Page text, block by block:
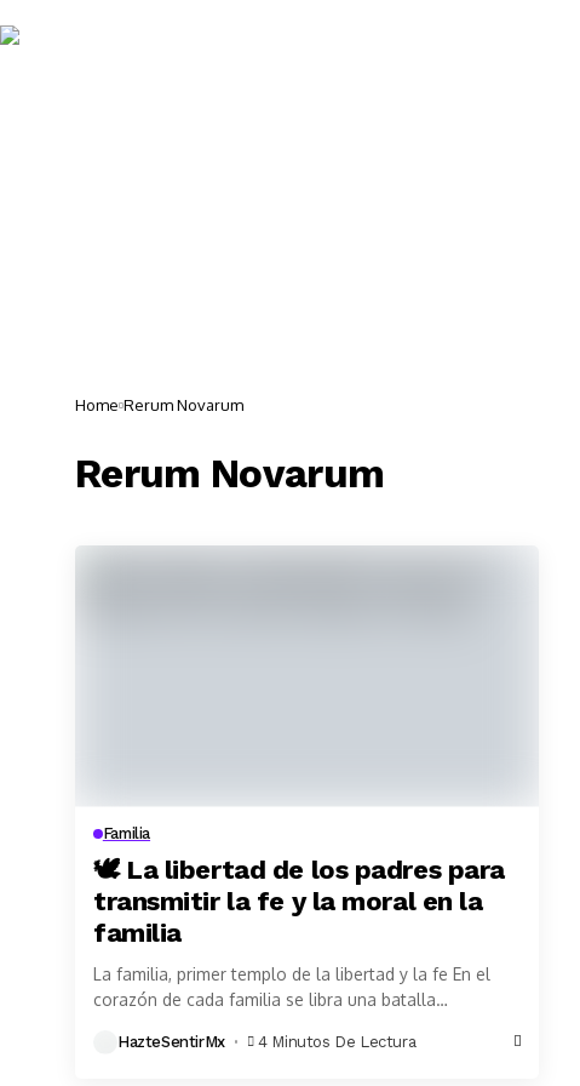
Home Rerum Novarum
Rerum Novarum
Familia
🕊️ La libertad de los padres para
transmitir la fe y la moral en la
familia
La familia, primer templo de la libertad y la fe En el
corazón de cada familia se libra una batalla
HazteSentirMx 4 Minutos De Lectura